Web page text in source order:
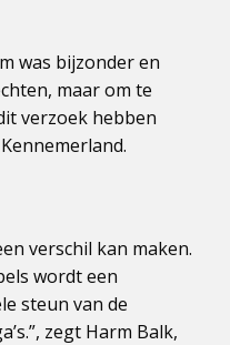
was bijzonder en
maar om te
verzoek hebben
verschil kan maken.
wordt een
steun van de
zegt Harm Balk,